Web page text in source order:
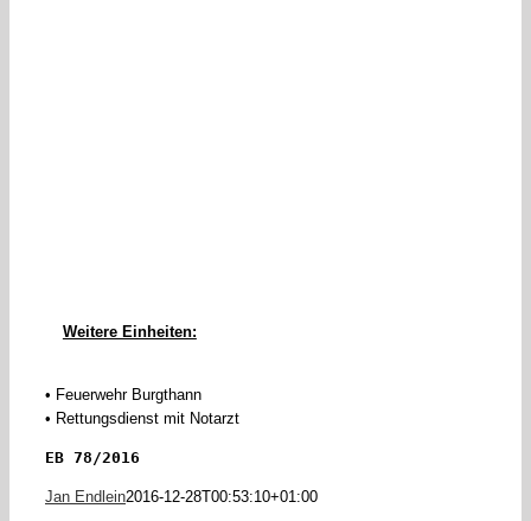
Weitere Einheiten:
• Feuerwehr Burgthann
• Rettungsdienst mit Notarzt
EB 78/2016
Jan Endlein2016-12-28T00:53:10+01:00